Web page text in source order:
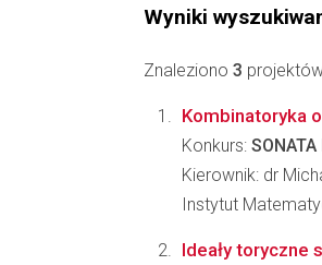
Wyniki
Znaleziono 3
Kombinatoryka
Konkurs: SONATA
Kierownik: dr
Instytut
Ideały toryczne